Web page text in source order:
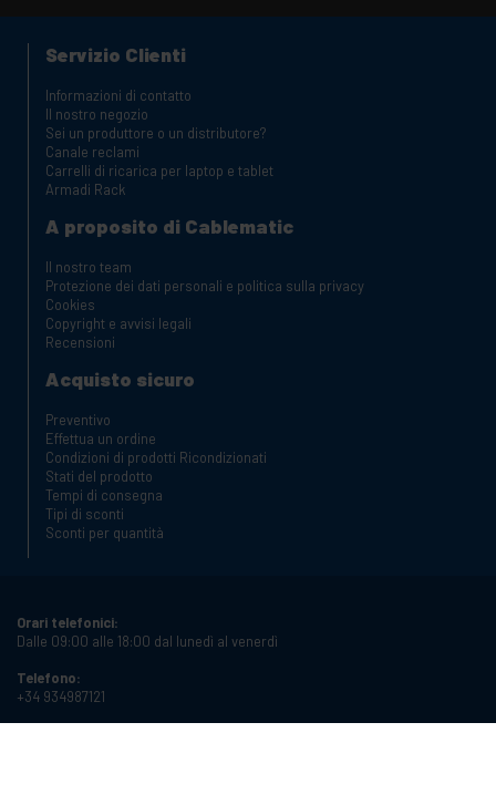
Servizio Clienti
Informazioni di contatto
Il nostro negozio
Sei un produttore o un distributore?
Canale reclami
Carrelli di ricarica per laptop e tablet
Armadi Rack
A proposito di Cablematic
Il nostro team
Protezione dei dati personali e politica sulla privacy
Cookies
Copyright e avvisi legali
Recensioni
Acquisto sicuro
Preventivo
Effettua un ordine
Condizioni di prodotti Ricondizionati
Stati del prodotto
Tempi di consegna
Tipi di sconti
Sconti per quantità
Orari telefonici:
Dalle 09:00 alle 18:00 dal lunedì al venerdì
Telefono:
+34 934987121